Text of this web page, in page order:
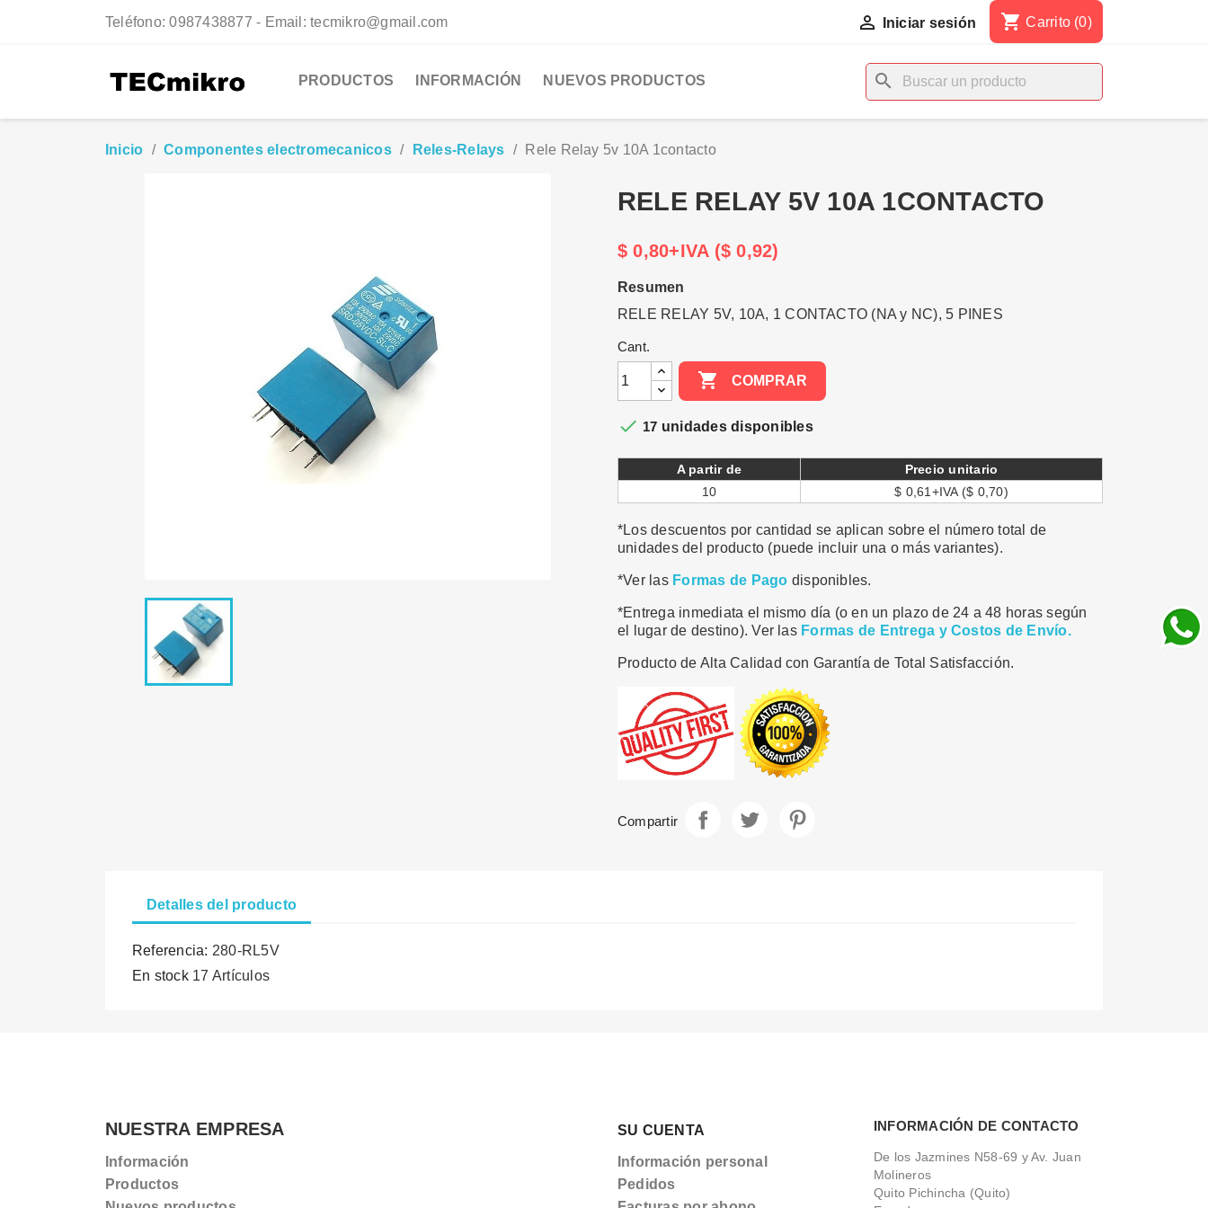
Teléfono:0987438877 - Email: tecmikro@gmail.com  Iniciar sesión shopping_cart Carrito (0)
PRODUCTOS INFORMACIÓN NUEVOS PRODUCTOS search
Inicio Componentes electromecanicos Reles-Relays Rele Relay 5v 10A 1contacto
RELE RELAY 5V 10A 1CONTACTO
$ 0,80+IVA ($ 0,92)
Resumen
RELE RELAY 5V, 10A, 1 CONTACTO (NA y NC), 5 PINES
Cant.
 COMPRAR
 17 unidades disponibles
A partir de
Precio unitario
10
$ 0,61+IVA ($ 0,70)
*Los descuentos por cantidad se aplican sobre el número total de
unidades del producto (puede incluir una o más variantes).
*Ver las Formas de Pago disponibles.
*Entrega inmediata el mismo día (o en un plazo de 24 a 48 horas según
el lugar de destino). Ver las Formas de Entrega y Costos de Envío.
Producto de Alta Calidad con Garantía de Total Satisfacción.
Compartir
Detalles del producto
Referencia: 280-RL5V
En stock 17 Artículos
NUESTRA EMPRESA
Información
Productos
SU CUENTA
Información personal
Pedidos
INFORMACIÓN DE CONTACTO
De los Jazmines N58-69 y Av. Juan
Molineros
Quito Pichincha (Quito)